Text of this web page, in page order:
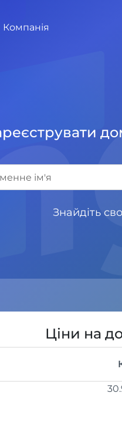
Компанія
Знайдіть
Ціни на